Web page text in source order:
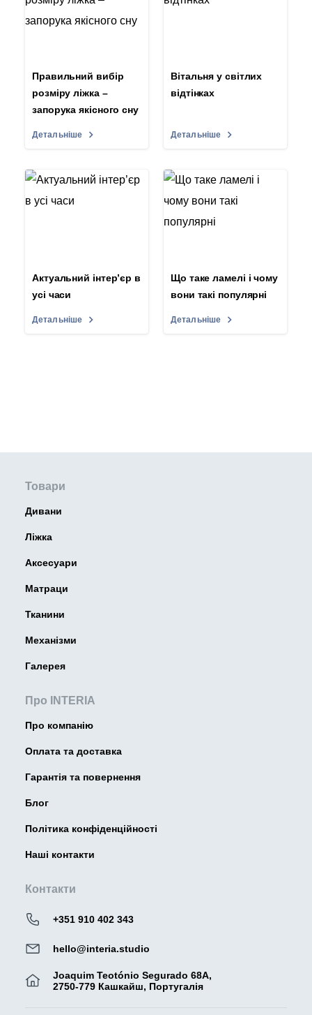
Правильний вибір
розміру ліжка –
запорука якісного сну
Детальніше
Вітальня у світлих
відтінках
Детальніше
Актуальний інтер’єр в
усі часи
Детальніше
Що таке ламелі і чому
вони такі популярні
Детальніше
Товари
Дивани
Ліжка
Аксесуари
Матраци
Тканини
Механізми
Галерея
Про INTERIA
Про компанію
Оплата та доставка
Гарантія та повернення
Блог
Політика конфіденційності
Наші контакти
Контакти
+351 910 402 343
hello@interia.studio
Joaquim Teotónio Segurado 68A,
2750-779 Кашкайш, Португалія